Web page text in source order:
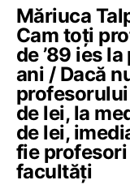
Măriuca
Cam toți
de ’89 ies
ani / Dacă
de lei, la
de lei,
fie
facultăți